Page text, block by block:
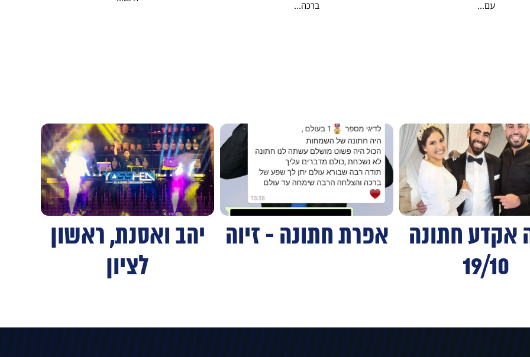
עם...
אקדע חתונה
19/10
ברכה...
אפרת חתונה - זיוה
יהב ואסנת, ראשון
לציון